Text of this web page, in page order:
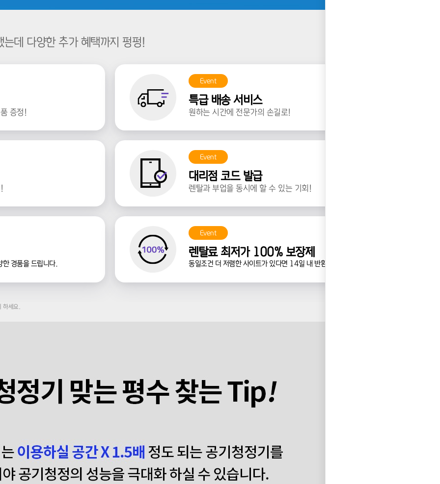
는데 다양한 추가 혜택까지 펑펑!
증정!
Event
특급 배송 서비스
원하는 시간에 전문가의 손길로!
Event
대리점 코드 발급
렌탈과 부업을 동시에 할 수 있는 기회!
한 경품을 드립니다.
Event
렌탈료 최저가 100% 보장제
동일조건 더 저렴한 사이트가 있다면 14일 내 반환!
하세요.